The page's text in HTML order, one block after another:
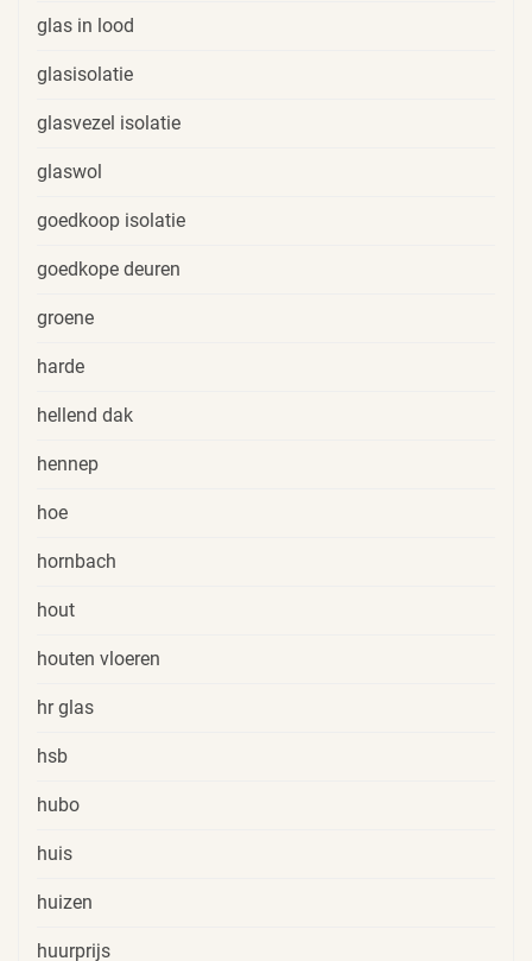
glas in lood
glasisolatie
glasvezel isolatie
glaswol
goedkoop isolatie
goedkope deuren
groene
harde
hellend dak
hennep
hoe
hornbach
hout
houten vloeren
hr glas
hsb
hubo
huis
huizen
huurprijs